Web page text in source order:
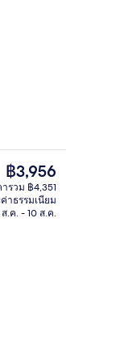
ลางแจ้ง, เก้าอี้อาบแดดริม
ราคา
ปัจจุบัน
฿3,956
฿3,956
รวม ฿4,351
าธรรมเนียม
.ค. - 10 ส.ค.